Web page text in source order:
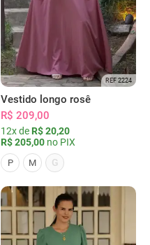
REF 2224
Vestido longo rosê
R$ 209,00
12x de R$ 20,20
R$ 205,00 no PIX
P M G